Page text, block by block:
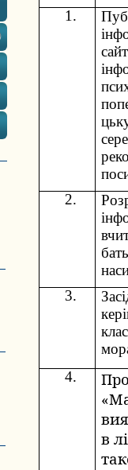
1.
2.
3.
4.
в